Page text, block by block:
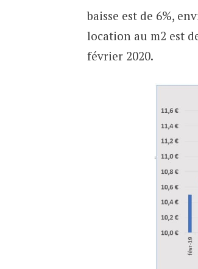
baisse est de 6%,
location au m2 est
février 2020.